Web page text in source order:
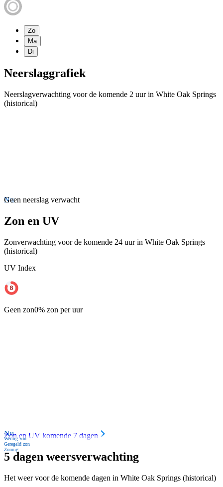
Zo
Ma
Di
Neerslaggrafiek
Neerslagverwachting voor de komende 2 uur in White Oak Springs
(historical)
Nu
Geen neerslag verwacht
Zon en UV
Zonverwachting voor de komende 24 uur in White Oak Springs
(historical)
UV Index
Geen zon0% zon per uur
Nu
Weinig zon
Geregeld zon
Zonnig
Zon en UV komende 7 dagen
5 dagen weersverwachting
Het weer voor de komende dagen in White Oak Springs (historical)